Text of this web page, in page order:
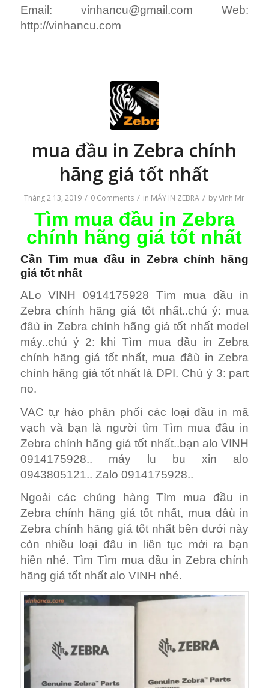
Tìm mua đầu in Zebra
chính hãng giá tốt nhất
ALo VINH 0914175928 Tìm mua đầu in
Zebra chính hãng giá tốt nhất..chú ý: mua
đâù in Zebra chính hãng giá tốt nhất model
chính hãng giá tốt nhất, mua đâù in Zebra
chính hãng giá tốt nhất là DPI. Chú ý 3: part
VAC tự hào phân phối các loại đầu in mã
vạch và bạn là người tìm Tìm mua đầu in
Zebra chính hãng giá tốt nhất..bạn alo VINH
0914175928.. máy lu bu xin alo
0943805121.. Zalo 0914175928..
Ngoài các chủng hàng Tìm mua đầu in
Zebra chính hãng giá tốt nhất, mua đâù in
Zebra chính hãng giá tốt nhất bên dưới này
còn nhiều loại đâu in liên tục mới ra bạn
hiền nhé. Tìm Tìm mua đầu in Zebra chính
hãng giá tốt nhất alo VINH nhé.